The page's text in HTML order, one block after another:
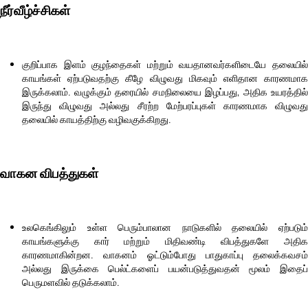
நீர்வீழ்ச்சிகள்
குறிப்பாக இளம் குழந்தைகள் மற்றும் வயதானவர்களிடையே தலையில்
காயங்கள் ஏற்படுவதற்கு கீழே விழுவது மிகவும் எளிதான காரணமாக
இருக்கலாம். வழுக்கும் தரையில் சமநிலையை இழப்பது, அதிக உயரத்தில்
இருந்து விழுவது அல்லது சீரற்ற மேற்பரப்புகள் காரணமாக விழுவது
தலையில் காயத்திற்கு வழிவகுக்கிறது.
வாகன விபத்துகள்
உலகெங்கிலும் உள்ள பெரும்பாலான நாடுகளில் தலையில் ஏற்படும்
காயங்களுக்கு கார் மற்றும் மிதிவண்டி விபத்துகளே அதிக
காரணமாகின்றன. வாகனம் ஓட்டும்போது பாதுகாப்பு தலைக்கவசம்
அல்லது இருக்கை பெல்ட்களைப் பயன்படுத்துவதன் மூலம் இதைப்
பெருமளவில் தடுக்கலாம்.